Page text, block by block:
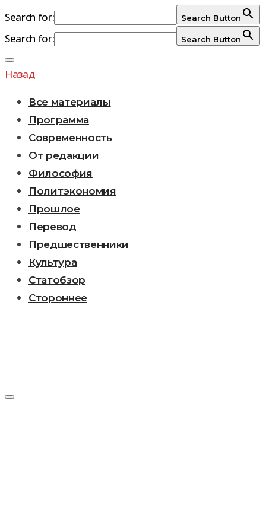
Search for: Search Button
Search for: Search Button
Перейти
к
Назад
Все материалы
Программа
Современность
От редакции
Философия
Политэкономия
Прошлое
Перевод
Предшественники
Культура
Статобзор
Стороннее